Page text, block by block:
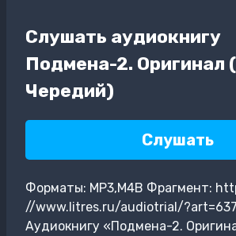
Слушать аудиокнигу
Подмена-2. Оригинал
Чередий)
Слушать
Форматы: MP3,M4B Фрагмент:
//www.litres.ru/audiotrial/
Аудиокнигу «Подмена-2.